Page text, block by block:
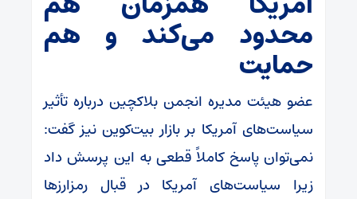
محدود می‌کند و هم
حمایت
عضو هیئت مدیره انجمن بلاکچین درباره تأثیر
سیاست‌های آمریکا بر بازار بیت‌کوین نیز گفت:
نمی‌توان پاسخ کاملاً قطعی به این پرسش داد
زیرا سیاست‌های آمریکا در قبال رمزارزها